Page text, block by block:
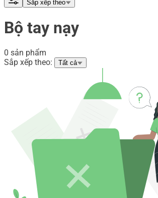
Sắp xếp theo
Bộ tay nạy
0 sản phẩm
Sắp xếp theo:
Tất cả